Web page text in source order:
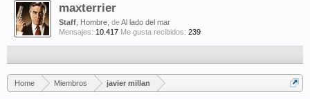
maxterrier
Staff , Hombre, deAl lado del mar
Mensajes: 10.417 Me gusta recibidos: 239
Home Miembros javier millan